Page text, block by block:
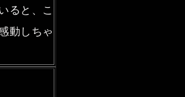
ると、こ
動しちゃ